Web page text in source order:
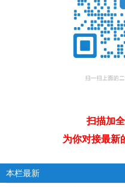
扫描加
为你对接最新
本栏最新